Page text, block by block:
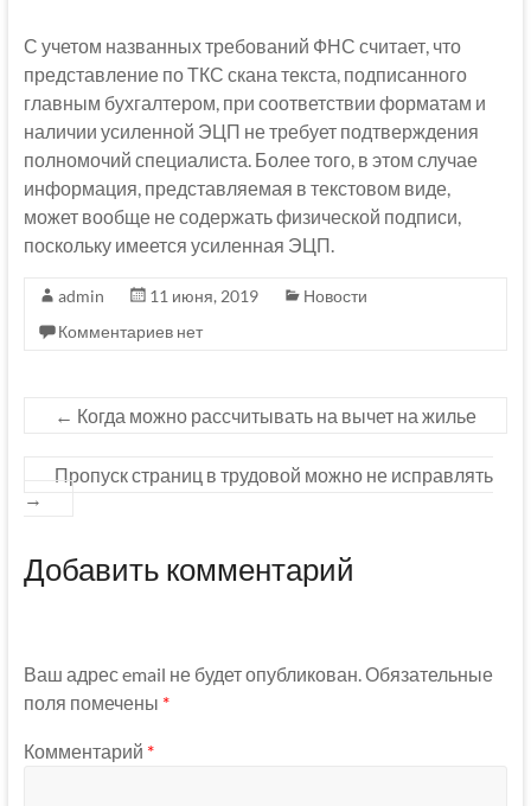
С учетом названных требований ФНС считает, что
представление по ТКС скана текста, подписанного
главным бухгалтером, при соответствии форматам и
наличии усиленной ЭЦП не требует подтверждения
полномочий специалиста. Более того, в этом случае
информация, представляемая в текстовом виде,
может вообще не содержать физической подписи,
поскольку имеется усиленная ЭЦП.
admin 11 июня, 2019
Новости
Комментариев нет
← Когда можно рассчитывать на вычет на жилье
Пропуск страниц в трудовой можно не исправлять
→
Добавить комментарий
Ваш адрес email не будет опубликован. Обязательные
поля помечены *
Комментарий *